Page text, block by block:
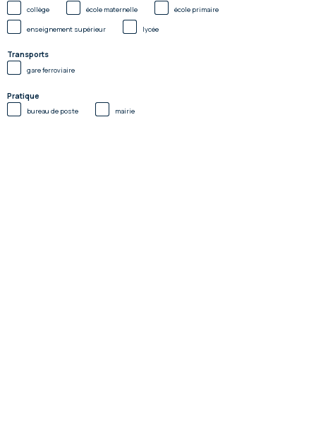
collège école maternelle école primaire
enseignement supérieur lycée
Transports
gare ferroviaire
Pratique
bureau de poste mairie